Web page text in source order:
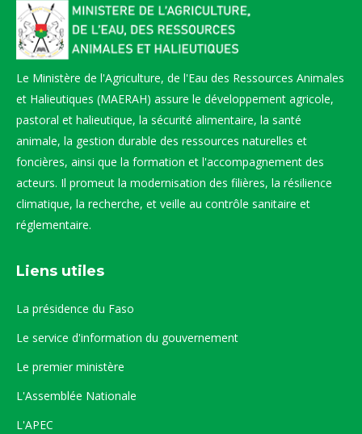
Le Ministère de l'Agriculture, de l'Eau des Ressources Animales
et Halieutiques (MAERAH) assure le développement agricole,
pastoral et halieutique, la sécurité alimentaire, la santé
animale, la gestion durable des ressources naturelles et
foncières, ainsi que la formation et l'accompagnement des
acteurs. Il promeut la modernisation des filières, la résilience
climatique, la recherche, et veille au contrôle sanitaire et
réglementaire.
Liens utiles
La présidence du Faso
Le service d'information du gouvernement
Le premier ministère
L'Assemblée Nationale
L'APEC